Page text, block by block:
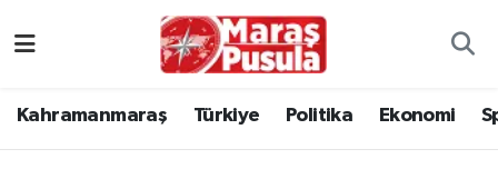
Kahramanmaraş Türkiye Politika Ekonomi